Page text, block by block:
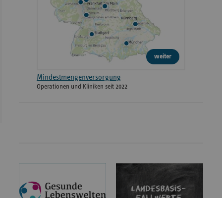
weiter
Mindestmengenversorgung
Operationen und Kliniken seit 2022